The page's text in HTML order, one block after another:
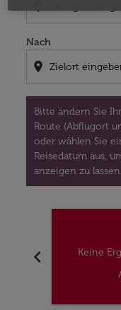
Nach
location_on
Bitte ändern Sie
Route (Abflugort
oder wählen Sie
Reisedatum aus,
anzeigen zu lassen.
chevron_left
Keine